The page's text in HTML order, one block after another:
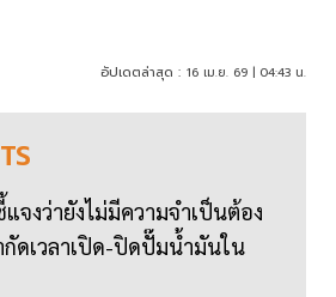
อัปเดตล่าสุด : 16 เม.ย. 69 | 04:43 น.
จงว่ายังไม่มีความจำเป็นต้อง
กัดเวลาเปิด-ปิดปั๊มน้ำมันใน